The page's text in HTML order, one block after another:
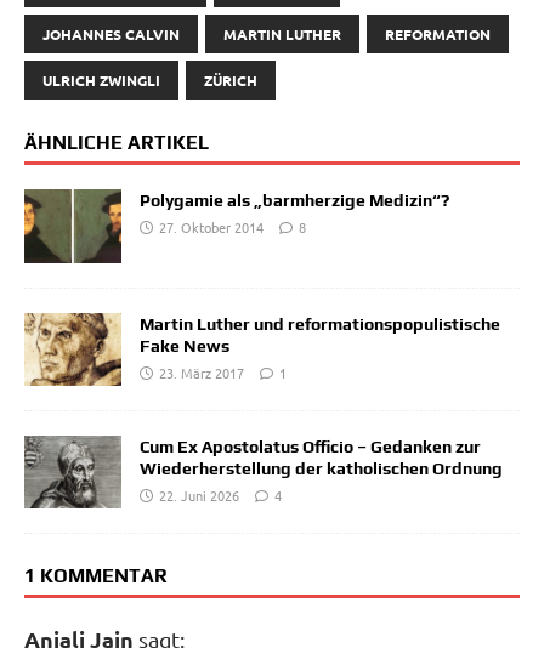
JOHANNES CALVIN MARTIN LUTHER REFORMATION
ULRICH ZWINGLI ZÜRICH
ÄHNLICHE ARTIKEL
Polygamie als „barmherzige Medizin“?
27. Oktober 2014
8
Martin Luther und reformationspopulistische
Fake News
23. März 2017
1
Cum Ex Apostolatus Officio – Gedanken zur
Wiederherstellung der katholischen Ordnung
22. Juni 2026
4
1 KOMMENTAR
Anjali Jain sagt: